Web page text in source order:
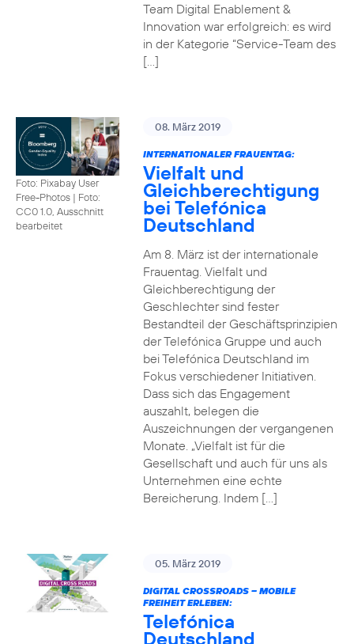
Team Digital Enablement &
Innovation war erfolgreich: es wird
in der Kategorie “Service-Team des
[…]
Foto: Pixabay User
Free-Photos | Foto:
CC0 1.0, Ausschnitt
bearbeitet
08. März 2019
INTERNATIONALER FRAUENTAG:
Vielfalt und
Gleichberechtigung
bei Telefónica
Deutschland
Am 8. März ist der internationale
Frauentag. Vielfalt und
Gleichberechtigung der
Geschlechter sind fester
Bestandteil der Geschäftsprinzipien
der Telefónica Gruppe und auch
bei Telefónica Deutschland im
Fokus verschiedener Initiativen.
Dass sich das Engagement
auszahlt, belegen die
Auszeichnungen der vergangenen
Monate. „Vielfalt ist für die
Gesellschaft und auch für uns als
Unternehmen eine echte
Bereicherung. Indem […]
05. März 2019
DIGITAL CROSSROADS – MOBILE
FREIHEIT ERLEBEN:
Telefónica
Deutschland